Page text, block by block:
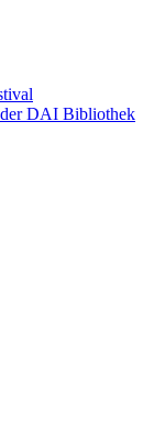
der DAI Bibliothek